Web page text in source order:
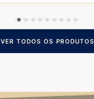
5 6 7 8 9
VER TODOS OS PRODUTOS